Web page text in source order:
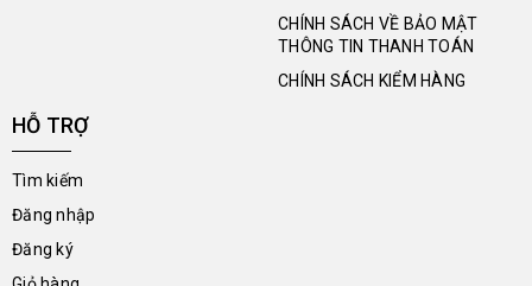
CHÍNH SÁCH VỀ BẢO MẬT
THÔNG TIN THANH TOÁN
CHÍNH SÁCH KIỂM HÀNG
HỖ TRỢ
Tìm kiếm
Đăng nhập
Đăng ký